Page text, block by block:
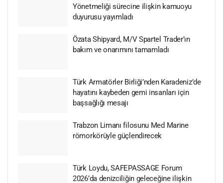
Yönetmeliği sürecine ilişkin kamuoyu
duyurusu yayımladı
Özata Shipyard, M/V Spartel Trader’ın
bakım ve onarımını tamamladı
Türk Armatörler Birliği’nden Karadeniz’de
hayatını kaybeden gemi insanları için
başsağlığı mesajı
Trabzon Limanı filosunu Med Marine
römorkörüyle güçlendirecek
Türk Loydu, SAFEPASSAGE Forum
2026’da denizciliğin geleceğine ilişkin